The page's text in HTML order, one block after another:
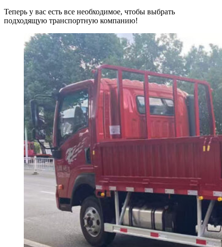
Теперь у вас есть все необходимое, чтобы выбрать
подходящую транспортную компанию!